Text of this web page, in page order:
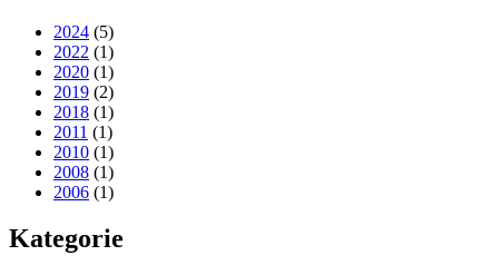
2024 (5)
2022 (1)
2020 (1)
2019 (2)
2018 (1)
2011 (1)
2010 (1)
2008 (1)
2006 (1)
Kategorie